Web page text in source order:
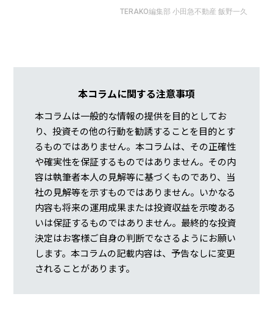
TERAKO編集部 小田急不動産 飯野一久
本コラムに関する注意事項
本コラムは一般的な情報の提供を目的としてお
り、投資その他の行動を勧誘することを目的とす
るものではありません。本コラムは、その正確性
や確実性を保証するものではありません。その内
容は執筆者本人の見解等に基づくものであり、当
社の見解等を示すものではありません。いかなる
内容も将来の運用成果または投資収益を示唆ある
いは保証するものではありません。最終的な投資
決定はお客様ご自身の判断でなさるようにお願い
します。本コラムの記載内容は、予告なしに変更
されることがあります。